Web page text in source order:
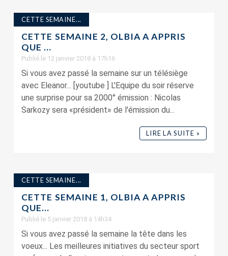
CETTE SEMAINE...
CETTE SEMAINE 2, OLBIA A APPRIS
QUE …
Publié le 12 janvier 2018 à 17h16
Si vous avez passé la semaine sur un télésiège
avec Eleanor... [youtube ] L'Equipe du soir réserve
une surprise pour sa 2000° émission : Nicolas
Sarkozy sera «président» de l'émission du...
LIRE LA SUITE »
CETTE SEMAINE...
CETTE SEMAINE 1, OLBIA A APPRIS
QUE…
Publié le 5 janvier 2018 à 14h34
Si vous avez passé la semaine la tête dans les
voeux... Les meilleures initiatives du secteur sport